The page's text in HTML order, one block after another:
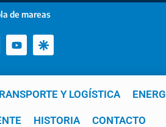
de mareas
Y LOGÍSTICA
HISTORIA CONTACTO
Mar del Plata Patagonia